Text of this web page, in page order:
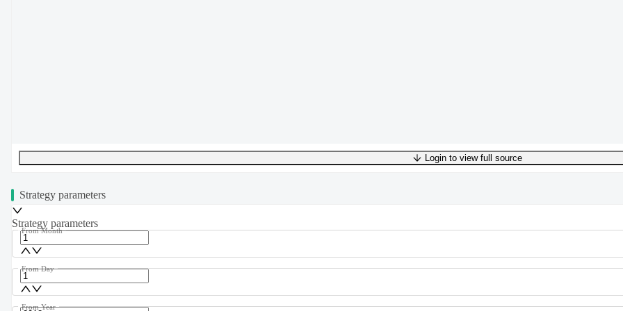
UTF-8239 bytes35 words0 linesLn 1,Col 0
Login to view full source
Strategy parameters
Strategy parameters
From Month
From Day
From Year